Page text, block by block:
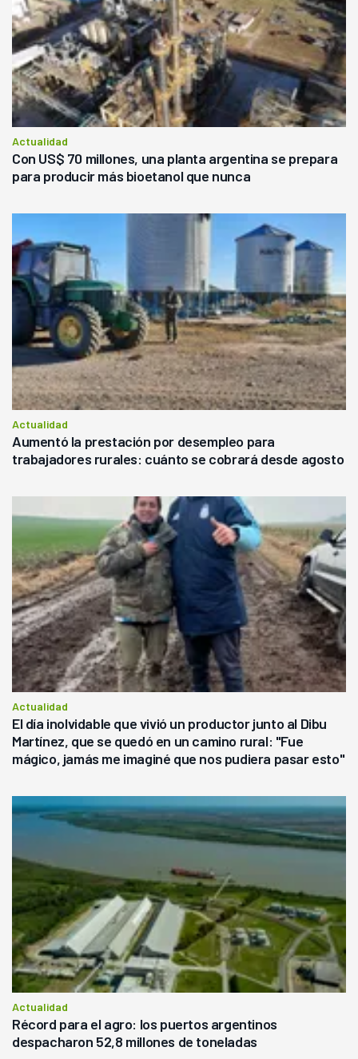
Actualidad
Con US$ 70 millones, una planta argentina se prepara
para producir más bioetanol que nunca
Actualidad
Aumentó la prestación por desempleo para
trabajadores rurales: cuánto se cobrará desde agosto
Actualidad
El día inolvidable que vivió un productor junto al Dibu
Martínez, que se quedó en un camino rural: "Fue
mágico, jamás me imaginé que nos pudiera pasar esto"
Actualidad
Récord para el agro: los puertos argentinos
despacharon 52,8 millones de toneladas